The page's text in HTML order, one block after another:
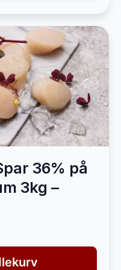
36% på
3kg –